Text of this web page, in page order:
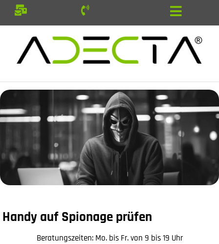
Handy auf Spionage prüfen
Beratungszeiten: Mo. bis Fr. von 9 bis 19 Uhr